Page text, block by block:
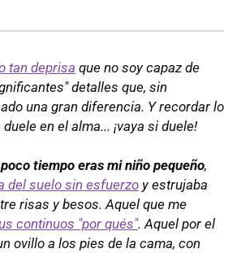
tan deprisa que no soy capaz de
detalles que, sin
una gran diferencia. Y recordar lo
en el alma... ¡vaya si duele!
tiempo eras mi niño pequeño,
del suelo sin esfuerzo y estrujaba
risas y besos. Aquel que me
continuos "por qués". Aquel por el
ovillo a los pies de la cama, con